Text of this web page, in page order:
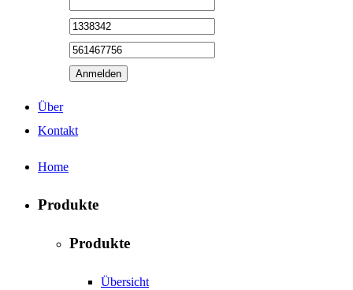
Anmelden
Über
Kontakt
Home
Produkte
Produkte
Übersicht